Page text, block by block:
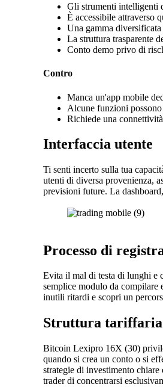
Gli strumenti intelligenti
È accessibile attraverso
Una gamma
La struttura trasparente
Conto demo privo di
Contro
Manca un'app mobile
Alcune funzioni
Richiede una
Interfaccia utente
Ti senti incerto sulla tua
utenti di diversa provenienza,
previsioni future. La
Processo di
Evita il mal di testa di lunghi e
semplice modulo da
inutili ritardi e scopri un
Struttura tariffaria
Bitcoin Lexipro 16X (30)
quando si crea un conto o si
strategie di investimento
trader di concentrarsi